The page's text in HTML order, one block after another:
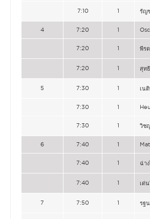
7:10 1 รัญ
4 7:20 1
7:20 1 พีร
7:20 1 สุท
5 7:30 1 เน
7:30 1
7:30 1 วิช
6 7:40 1
7:40 1 ฉ่า
7:40 1 เด่
7 7:50 1 รฐ